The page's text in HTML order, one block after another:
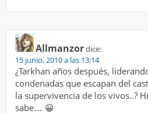
Allmanzordice:
15 junio, 2010 a las 13:14
¿Tarkhan años después,
condenadas que escapan del
la supervivencia de los vivos..?
sabe… 😀